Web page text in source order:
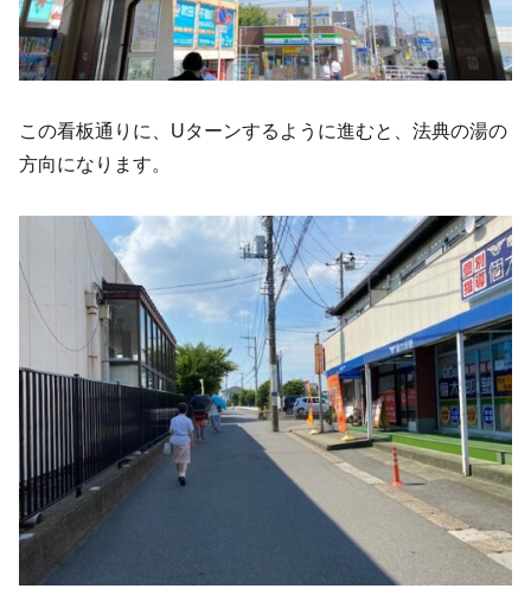
この看板通りに、Uターンするように進むと、法典の湯の
方向になります。